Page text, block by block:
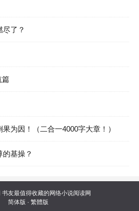
了？
篇
为因！（二合一4000字大章！）
基操？
书友最值得收藏的网络小说阅读网
简体版 · 繁體版